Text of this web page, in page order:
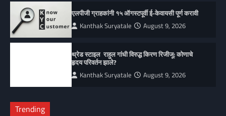
एलपीजी ग्राहकांनी १५ ऑगस्टपूर्वी ई-केवायसी पूर्ण करावी
Kanthak Suryatale August 9, 2026
थ्रेड स्टाइल राहुल गांधी विरुद्ध किरण रिजीजू: कोणाचे
हृदय परिवर्तन झाले?
Kanthak Suryatale August 9, 2026
Trending